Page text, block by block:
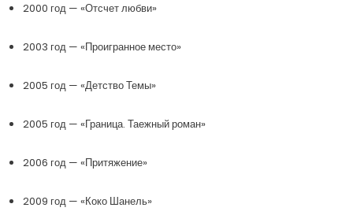
2000 год — «Отсчет любви»
2003 год — «Проигранное место»
2005 год — «Детство Темы»
2005 год — «Граница. Таежный роман»
2006 год — «Притяжение»
2009 год — «Коко Шанель»